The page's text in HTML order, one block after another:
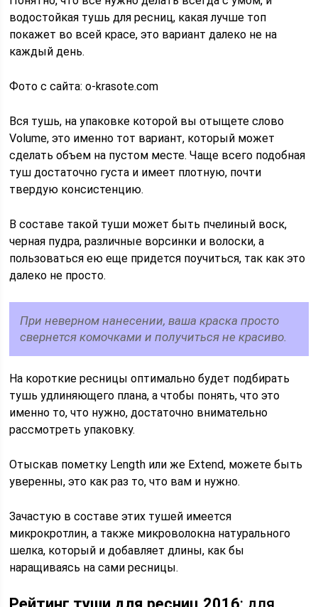
водостойкая тушь для ресниц, какая лучше топ
покажет во всей красе, это вариант далеко не на
каждый день.
Фото с сайта: o-krasote.com
Вся тушь, на упаковке которой вы отыщете слово
Volume, это именно тот вариант, который может
сделать объем на пустом месте. Чаще всего подобная
туш достаточно густа и имеет плотную, почти
твердую консистенцию.
В составе такой туши может быть пчелиный воск,
черная пудра, различные ворсинки и волоски, а
пользоваться ею еще придется поучиться, так как это
далеко не просто.
При неверном нанесении, ваша краска просто
свернется комочками и получиться не красиво.
На короткие ресницы оптимально будет подбирать
тушь удлиняющего плана, а чтобы понять, что это
именно то, что нужно, достаточно внимательно
рассмотреть упаковку.
Отыскав пометку Length или же Extend, можете быть
уверенны, это как раз то, что вам и нужно.
Зачастую в составе этих тушей имеется
микрокротлин, а также микроволокна натурального
шелка, который и добавляет длины, как бы
наращиваясь на сами ресницы.